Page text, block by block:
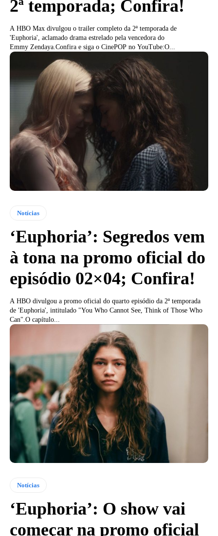
2ª temporada; Confira!
A HBO Max divulgou o trailer completo da 2ª temporada de
'Euphoria', aclamado drama estrelado pela vencedora do
Emmy Zendaya.Confira e siga o CinePOP no YouTube:O...
Notícias
‘Euphoria’: Segredos vem
à tona na promo oficial do
episódio 02×04; Confira!
A HBO divulgou a promo oficial do quarto episódio da 2ª temporada
de 'Euphoria', intitulado "You Who Cannot See, Think of Those Who
Can".O capítulo...
Notícias
‘Euphoria’: O show vai
começar na promo oficial